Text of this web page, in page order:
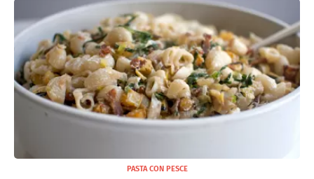
PASTA CON PESCE